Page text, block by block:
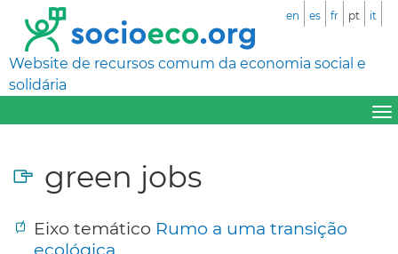
Website de recursos comum da economia social e
solidária
en es fr pt it
green jobs
Eixo temático Rumo a uma transição
ecológica